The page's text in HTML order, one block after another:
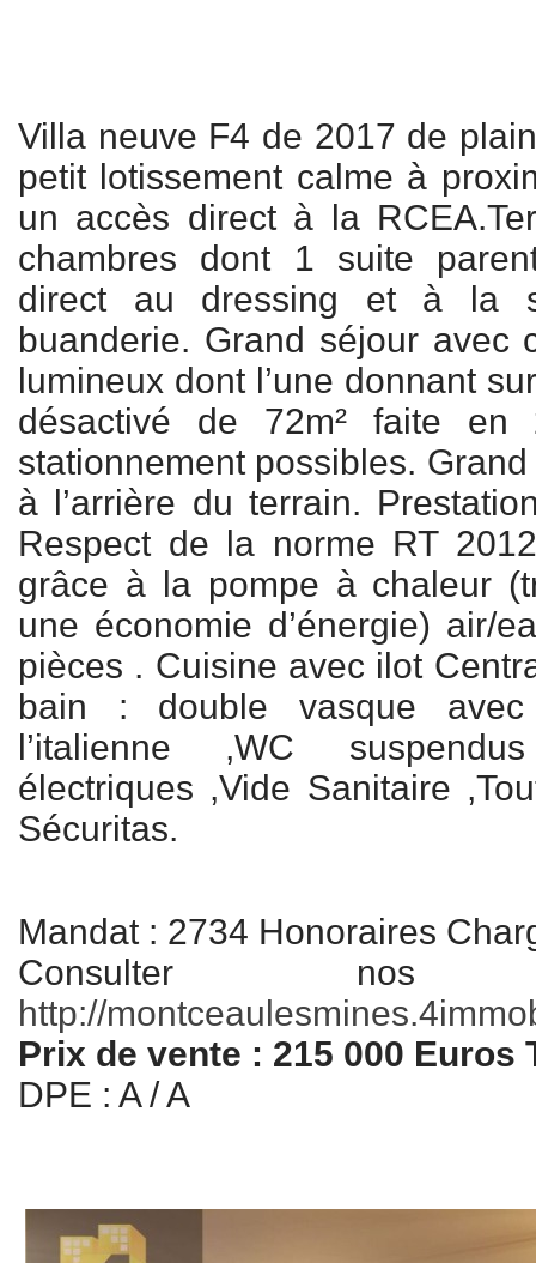
Villa neuve F4 de 2017 de
petit lotissement calme à
un accès direct à la
chambres dont 1 suite
direct au dressing et à la
buanderie. Grand séjour avec
lumineux dont l’une donnant
désactivé de 72m² faite
stationnement possibles.
à l’arrière du terrain.
Respect de la norme RT
grâce à la pompe à chaleur
une économie d’énergie) air/
pièces . Cuisine avec ilot
bain : double vasque
l’italienne ,WC
électriques ,Vide Sanitaire
Sécuritas.
Mandat : 2734 Honoraires
Consulter
http://
Prix de vente : 215 000 Euros
DPE : A / A